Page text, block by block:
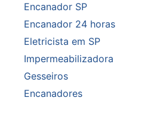
Encanador SP
Encanador 24 horas
Eletricista em SP
Impermeabilizadora
Gesseiros
Encanadores